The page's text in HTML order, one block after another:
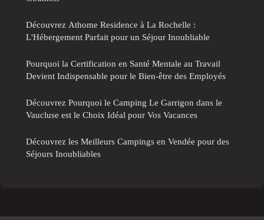
Découvrez Athome Residence à La Rochelle :
L'Hébergement Parfait pour un Séjour Inoubliable
Pourquoi la Certification en Santé Mentale au Travail
Devient Indispensable pour le Bien-être des Employés
Découvrez Pourquoi le Camping Le Garrigon dans le
Vaucluse est le Choix Idéal pour Vos Vacances
Découvrez les Meilleurs Campings en Vendée pour des
Séjours Inoubliables